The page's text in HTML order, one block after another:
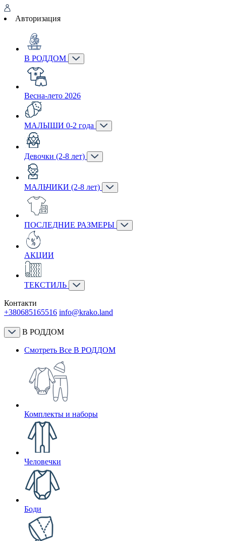
Авторизация
В РОДДОМ
Весна-лето 2026
МАЛЫШИ 0-2 года
Девочки (2-8 лет)
МАЛЬЧИКИ (2-8 лет)
ПОСЛЕДНИЕ РАЗМЕРЫ
АКЦИИ
ТЕКСТИЛЬ
Контакти
+380685165516 info@krako.land
В РОДДОМ
Смотреть Все В РОДДОМ
Комплекты и наборы
Человечки
Боди